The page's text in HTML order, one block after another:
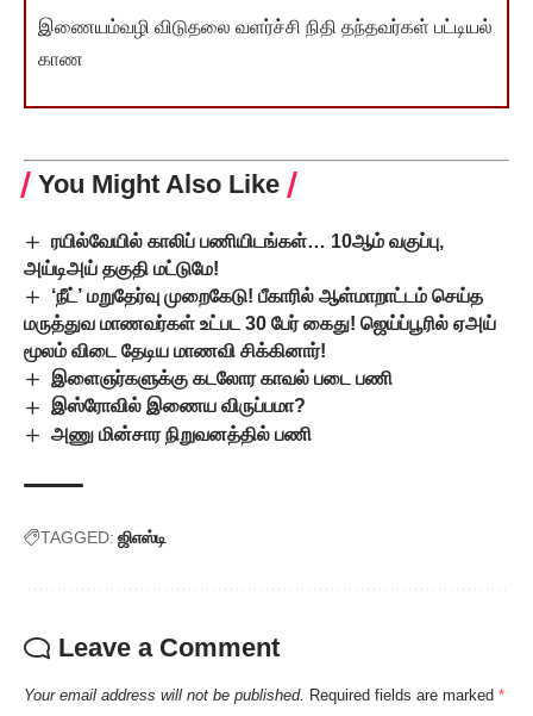
இணையம்வழி விடுதலை வளர்ச்சி நிதி தந்தவர்கள் பட்டியல்
காண
You Might Also Like
ரயில்வேயில் காலிப் பணியிடங்கள்… 10ஆம் வகுப்பு,
அய்டிஅய் தகுதி மட்டுமே!
‘நீட்’ மறுதேர்வு முறைகேடு! பீகாரில் ஆள்மாறாட்டம் செய்த
மருத்துவ மாணவர்கள் உட்பட 30 பேர் கைது! ஜெய்ப்பூரில் ஏஅய்
மூலம் விடை தேடிய மாணவி சிக்கினார்!
இளைஞர்களுக்கு கடலோர காவல் படை பணி
இஸ்ரோவில் இணைய விருப்பமா?
அணு மின்சார நிறுவனத்தில் பணி
TAGGED: ஜிஎஸ்டி
Leave a Comment
Your email address will not be published. Required fields are marked *